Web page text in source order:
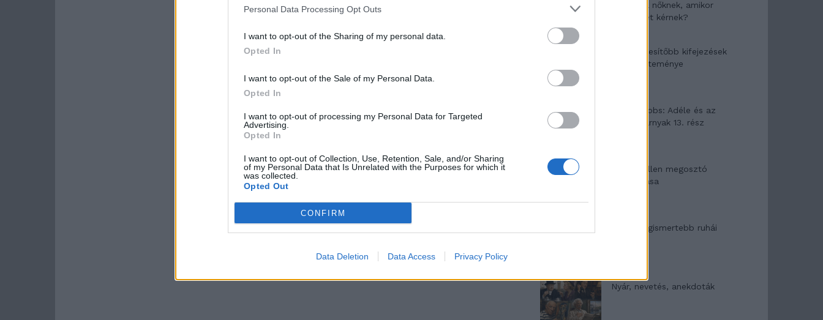
Personal Data Processing Opt Outs
I want to opt-out of the Sharing of my personal data.
Opted In
I want to opt-out of the Sale of my Personal Data.
Opted In
I want to opt-out of processing my Personal Data for Targeted
Advertising.
Opted In
I want to opt-out of Collection, Use, Retention, Sale, and/or Sharing
of my Personal Data that Is Unrelated with the Purposes for which it
was collected.
Opted Out
CONFIRM
Data Deletion Data Access Privacy Policy
hiszünk a nőknek, amikor
segítséget kérnek?
A legidegesítőbb kifejezések
laza gyűjteménye
Elyna Robbs: Adéle és az
örökölt árnyak 13. rész
Woody Allen megosztó
zsenialitása
A világ legismertebb ruhái
Nyár, nevetés, anekdoták